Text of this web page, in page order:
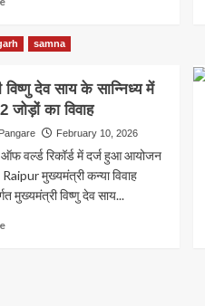
की
ठगी
AI
बनाए
गये
फर्जी,भ्रामक
कंटेट
पर
सख्ती,3
अंदर
samna
विष्णु देव साय के सान्निध्य में
का विवाह
February 10, 2026
वर्ल्ड रिकॉर्ड में दर्ज हुआ आयोजन
मुख्यमंत्री कन्या विवाह
मुख्यमंत्री विष्णु देव साय...
Read